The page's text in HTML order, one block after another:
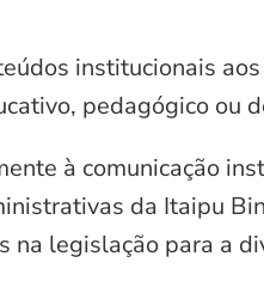
institucionais
pedagógico ou
à comunicação
da Itaipu
legislação para a